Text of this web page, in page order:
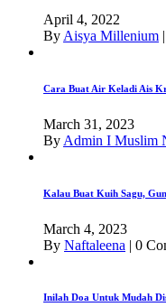
April 4, 2022
By Aisya Millenium |
Cara Buat Air Keladi Ais
March 31, 2023
By Admin I Muslim
Kalau Buat Kuih Sagu,
March 4, 2023
By Naftaleena | 0
Inilah Doa Untuk Mudah